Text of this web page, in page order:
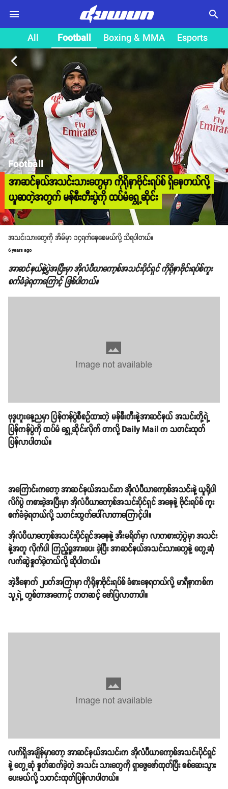
search
All Football Boxing & MMA Esports
arrow_back_ios
Football
အာဆင်နယ်အသင်းသားတွေမှာ ကိုရိုနာဗိုင်းရပ်စ် ရှိနေတယ်လို့
ယူဆတဲ့အတွက် မန်စီးတီးပွဲကို ထပ်မံရွှေ့ဆိုင်း
အသင်းသား‌‌တွေကို အိမ်မှာ ၁၄ရက်နေစေမယ်လို့ သိရပါတယ်။
6 years ago
အာဆင်နယ်နဲ့ပွဲအပြီးမှာ အိုလံပီယာကော့စ်အသင်းပိုင်ရှင် ကိုရိုနာဗိုင်းရပ်စ်ကူး
စက်ခံခဲ့ရတာကြောင့် ဖြစ်ပါတယ်။
ဗုဒ္ဓဟူးနေ့ညမှာ ပြန်ကန်ပွဲစီစဥ်ထားတဲ့ မန်စီးတီးနဲ့အာဆင်နယ် အသင်းတို့ရဲ့
ပြန်ကန်ပွဲကို ထပ်မံ ရွှေ့ဆိုင်းလိုက် တာလို့ Daily Mail က သတင်းထုတ်
ပြန်လာပါတယ်။
အကြောင်းကတော့ အာဆင်နယ်အသင်းက အိုလံပီယာကော့စ်အသင်းနဲ့ ယူရိုပါ
လိဂ်ပွဲ ကစားခဲ့အပြီးမှာ အိုလံပီယာကော့စ်အသင်းပိုင်ရှင် အနေနဲ့ ဗိုင်းရပ်စ် ကူး
စက်ခံခဲ့ရတယ်လို့ သတင်းထွက်ပေါ်လာတာကြောင့်ပါ။
အိုလံပီယာကော့စ်အသင်းပိုင်ရှင်အနေနဲ့ အီးမရိတ်မှာ လာကစားတဲ့ပွဲမှာ အသင်း
နဲ့အတူ လိုက်ပါ ကြည့်ရှုအားပေး ခဲ့ပြီး အာဆင်နယ်အသင်းသားတွေနဲ့ တွေ့ဆုံ
လက်ဆွဲနှုတ်ခဲ့တယ်လို့ ဆိုပါတယ်။
အဲ့ဒီနောက် ၂ပတ်အကြာမှာ ကိုရိုနာဗိုင်းရပ်စ် ခံစားနေရတယ်လို့ မာရီနာကစ်က
သူ့ရဲ့ တွစ်တာအကောင့် ကတဆင့် ဖော်ပြလာတာပါ။
လက်ရှိအချိန်မှာတော့ အာဆင်နယ်အသင်းက အိုလံပီယာ‌ကော့စ်အသင်းပိုင်ရှင်
နဲ့ တွေ့ဆုံ နှုတ်ဆက်ခဲ့တဲ့ အသင်း သားတွေကို ရှာဖွေဖော်ထုတ်ပြီး စစ်ဆေးသွား
ပေးမယ်လို့ သတင်းထုတ်ပြန်လာပါတယ်။